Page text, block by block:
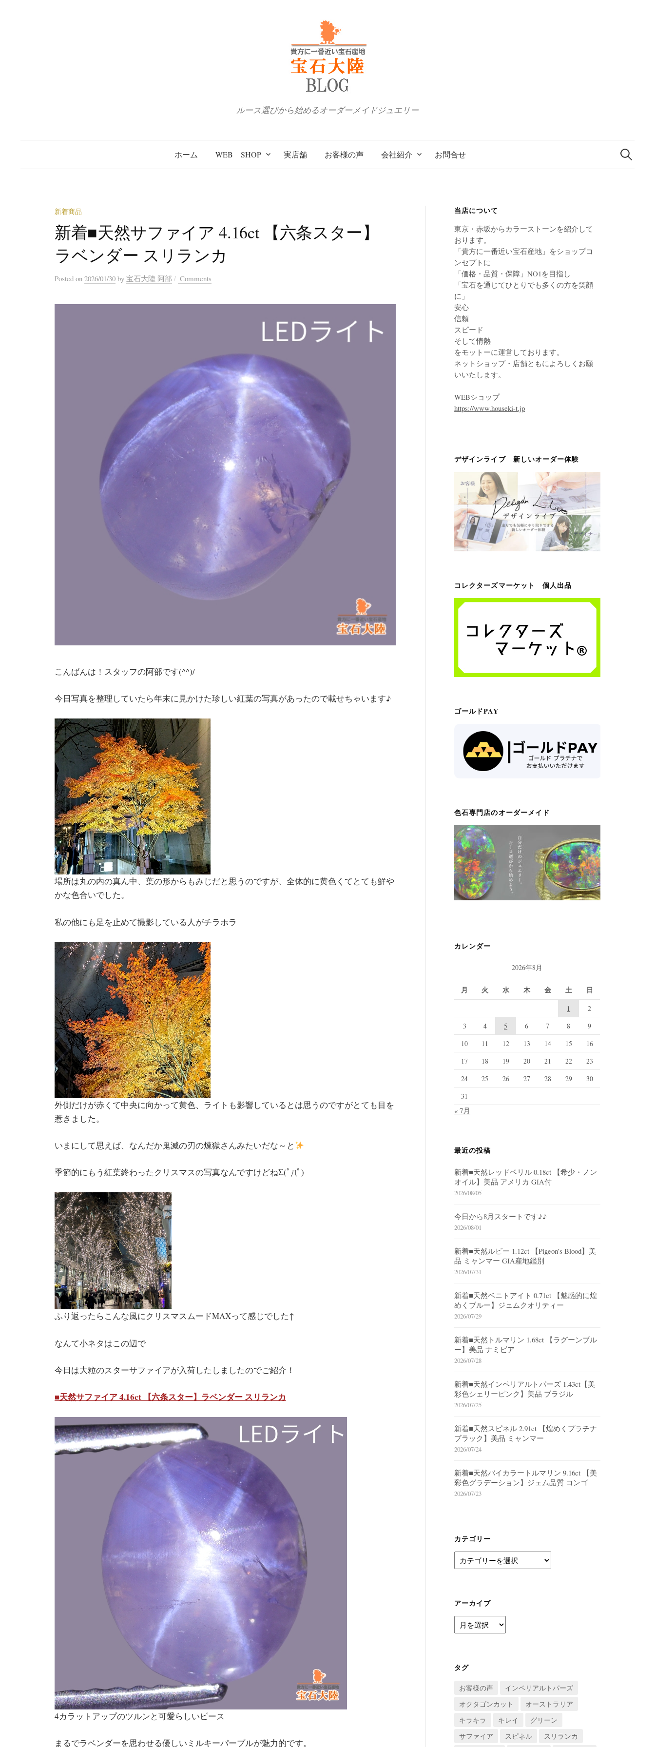
ルース選びから始めるオーダーメイドジュエリー
ホーム WEB SHOP 実店舗 お客様の声 会社紹介 お問合せ
検
索:
新着商品
新着■天然サファイア 4.16ct 【六条スター】
ラベンダー スリランカ
Posted on 2026/01/30 by 宝石大陸 阿部 / Comments
こんばんは！スタッフの阿部です(^^)/
今日写真を整理していたら年末に見かけた珍しい紅葉の写真があったので載せちゃいます♪
場所は丸の内の真ん中、葉の形からもみじだと思うのですが、全体的に黄色くてとても鮮や
かな色合いでした。
私の他にも足を止めて撮影している人がチラホラ
外側だけが赤くて中央に向かって黄色、ライトも影響しているとは思うのですがとても目を
惹きました。
いまにして思えば、なんだか鬼滅の刃の煉獄さんみたいだな～と
季節的にもう紅葉終わったクリスマスの写真なんですけどねΣ(ﾟДﾟ)
ふり返ったらこんな風にクリスマスムードMAXって感じでした↑
なんて小ネタはこの辺で
今日は大粒のスターサファイアが入荷したしましたのでご紹介！
■天然サファイア 4.16ct 【六条スター】ラベンダー スリランカ
4カラットアップのツルンと可愛らしいピース
まるでラベンダーを思わせる優しいミルキーパープルが魅力的です。
当店について
東京・赤坂からカラーストーンを紹介して
おります。
「貴方に一番近い宝石産地」をショップコ
ンセプトに
「価格・品質・保障」NO1を目指し
「宝石を通じてひとりでも多くの方を笑顔
に」
安心
信頼
スピード
そして情熱
をモットーに運営しております。
ネットショップ・店舗ともによろしくお願
いいたします。
WEBショップ
https://www.houseki-t.jp
デザインライブ 新しいオーダー体験
コレクターズマーケット 個人出品
ゴールドPAY
色石専門店のオーダーメイド
カレンダー
2026年8月
月 火 水 木 金 土 日
1
2
3
4 5 6 7 8
9
10
11 12 13 14 15
16
17
18 19 20 21 22
23
24
25 26 27 28 29
30
31
« 7月
最近の投稿
新着■天然レッドベリル 0.18ct 【希少・ノン
オイル】美品 アメリカ GIA付
2026/08/05
今日から8月スタートです♪♪
2026/08/01
新着■天然ルビー 1.12ct 【Pigeon’s Blood】美
品 ミャンマー GIA産地鑑別
2026/07/31
新着■天然ベニトアイト 0.71ct 【魅惑的に煌
めくブルー】ジェムクオリティー
2026/07/29
新着■天然トルマリン 1.68ct 【ラグーンブル
ー】美品 ナミビア
2026/07/28
新着■天然インペリアルトパーズ 1.43ct【美
彩色シェリーピンク】美品 ブラジル
2026/07/25
新着■天然スピネル 2.91ct 【煌めくプラチナ
ブラック】美品 ミャンマー
2026/07/24
新着■天然バイカラートルマリン 9.16ct 【美
彩色グラデーション】ジェム品質 コンゴ
2026/07/23
カテゴリー
テ
ー
アーカイブ
ア
ー
ブ
タグ
お客様の声
インペリアルトパーズ
オクタゴンカット
オーストラリア
キラキラ
キレイ
グリーン
サファイア
スピネル スリランカ